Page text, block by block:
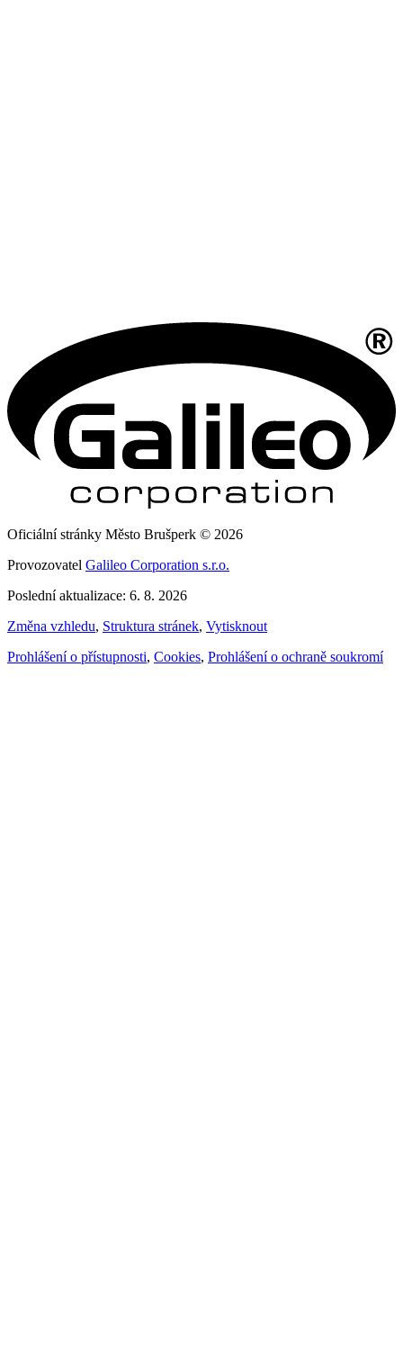
Oficiální stránky Město Brušperk © 2026
Provozovatel Galileo Corporation s.r.o.
Poslední aktualizace: 6. 8. 2026
Změna vzhledu, Struktura stránek, Vytisknout
Prohlášení o přístupnosti, Cookies, Prohlášení o ochraně soukromí